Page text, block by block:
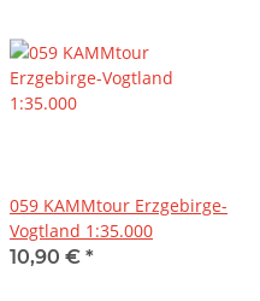
059 KAMMtour Erzgebirge-
Vogtland 1:35.000
10,90 € *